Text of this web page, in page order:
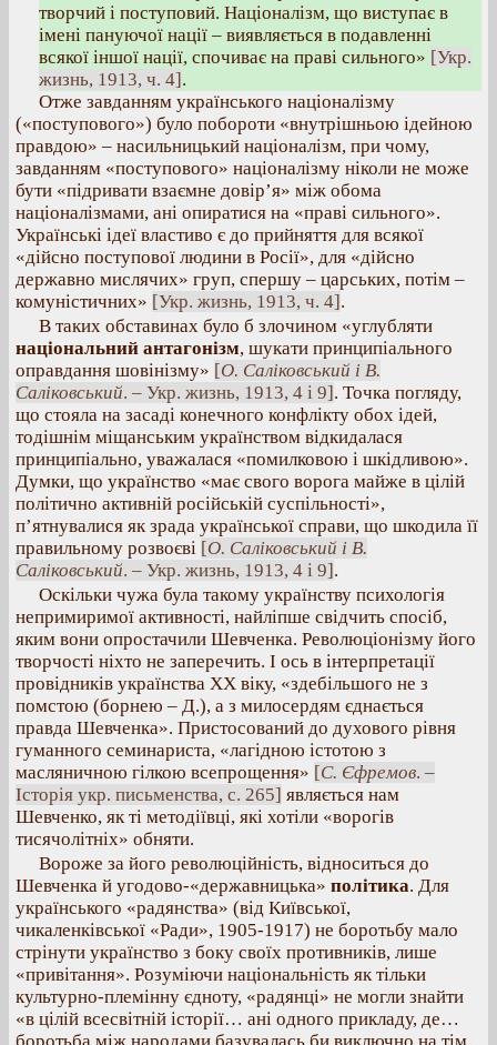
творчий і поступовий. Націоналізм, що виступає в
імені пануючої нації – виявляється в подавленні
всякої іншої нації, спочиває на праві сильного» [Укр.
жизнь, 1913, ч. 4].
Отже завданням українського націоналізму
(«поступового») було побороти «внутрішньою ідейною
правдою» – насильницький націоналізм, при чому,
завданням «поступового» націоналізму ніколи не може
бути «підривати взаємне довір’я» між обома
націоналізмами, ані опиратися на «праві сильного».
Українські ідеї властиво є до прийняття для всякої
«дійсно поступової людини в Росії», для «дійсно
державно мислячих» груп, спершу – царських, потім –
комуністичних» [Укр. жизнь, 1913, ч. 4].
В таких обставинах було б злочином «углубляти
національний антагонізм, шукати принципіального
оправдання шовінізму» [О. Саліковський і В.
Саліковський. – Укр. жизнь, 1913, 4 і 9]. Точка погляду,
що стояла на засаді конечного конфлікту обох ідей,
тодішнім міщанським українством відкидалася
принципіально, уважалася «помилковою і шкідливою».
Думки, що українство «має свого ворога майже в цілій
політично активній російській суспільності»,
п’ятнувалися як зрада української справи, що шкодила її
правильному розвоєві [О. Саліковський і В.
Саліковський. – Укр. жизнь, 1913, 4 і 9].
Оскільки чужа була такому українству психологія
непримиримої активності, найліпше свідчить спосіб,
яким вони опростачили Шевченка. Революціонізму його
творчості ніхто не заперечить. І ось в інтерпретації
провідників українства XX віку, «здебільшого не з
помстою (борнею – Д.), а з милосердям єднається
правда Шевченка». Пристосований до духового рівня
гуманного семинариста, «лагідною істотою з
масляничною гілкою всепрощення» [С. Єфремов. –
Історія укр. письменства, с. 265] являється нам
Шевченко, як ті методіївці, які хотіли «ворогів
тисячолітніх» обняти.
Вороже за його революційність, відноситься до
Шевченка й угодово-«державницька» політика. Для
українського «радянства» (від Київської,
чикаленківської «Ради», 1905-1917) не боротьбу мало
стрінути українство з боку своїх противників, лише
«привітання». Розуміючи національність як тільки
культурно-племінну єдноту, «радянці» не могли знайти
«в цілій всесвітній історії… ані одного прикладу, де…